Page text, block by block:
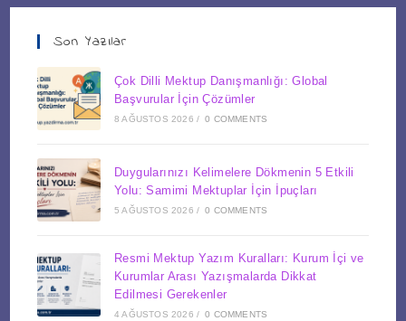
Son Yazılar
Çok Dilli Mektup Danışmanlığı: Global
Başvurular İçin Çözümler
8 AĞUSTOS 2026 / 0 COMMENTS
Duygularınızı Kelimelere Dökmenin 5 Etkili
Yolu: Samimi Mektuplar İçin İpuçları
5 AĞUSTOS 2026 / 0 COMMENTS
Resmi Mektup Yazım Kuralları: Kurum İçi ve
Kurumlar Arası Yazışmalarda Dikkat
Edilmesi Gerekenler
4 AĞUSTOS 2026 / 0 COMMENTS